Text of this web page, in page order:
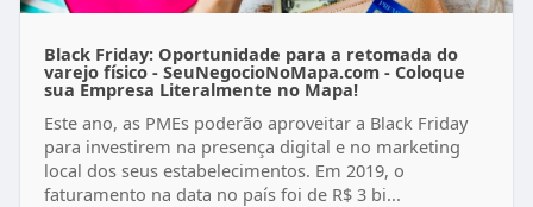
Black Friday: Oportunidade para a retomada do
varejo físico - SeuNegocioNoMapa.com - Coloque
sua Empresa Literalmente no Mapa!
Este ano, as PMEs poderão aproveitar a Black Friday
para investirem na presença digital e no marketing
local dos seus estabelecimentos. Em 2019, o
faturamento na data no país foi de R$ 3 bi...